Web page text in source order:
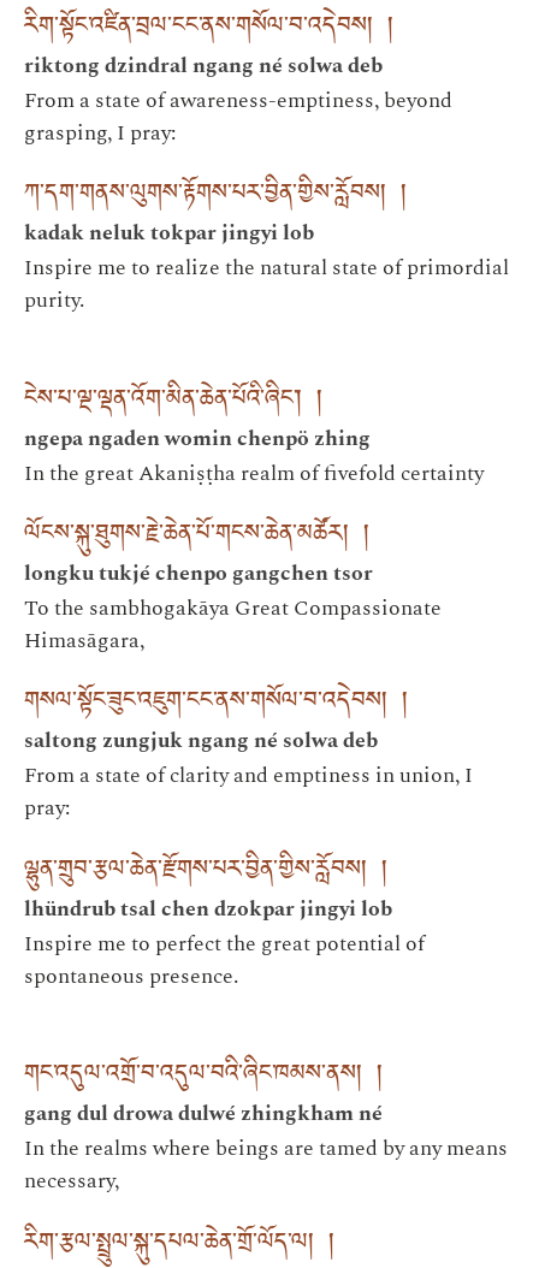
རིག་སྟོང་འཛིན་བྲལ་ངང་ནས་གསོལ་བ་འདེབས། །
riktong dzindral ngang né solwa deb
From a state of awareness-emptiness, beyond
grasping, I pray:
ཀ་དག་གནས་ལུགས་རྟོགས་པར་བྱིན་གྱིས་རློབས། །
kadak neluk tokpar jingyi lob
Inspire me to realize the natural state of primordial
purity.
ངེས་པ་ལྔ་ལྡན་འོག་མིན་ཆེན་པོའི་ཞིང་། །
ngepa ngaden womin chenpö zhing
In the great Akaniṣṭha realm of fivefold certainty
ལོངས་སྐུ་ཐུགས་རྗེ་ཆེན་པོ་གངས་ཆེན་མཚོར། །
longku tukjé chenpo gangchen tsor
To the sambhogakāya Great Compassionate
Himasāgara,
གསལ་སྟོང་ཟུང་འཇུག་ངང་ནས་གསོལ་བ་འདེབས། །
saltong zungjuk ngang né solwa deb
From a state of clarity and emptiness in union, I
pray:
ལྷུན་གྲུབ་རྩལ་ཆེན་རྫོགས་པར་བྱིན་གྱིས་རློབས། །
lhündrub tsal chen dzokpar jingyi lob
Inspire me to perfect the great potential of
spontaneous presence.
གང་འདུལ་འགྲོ་བ་འདུལ་བའི་ཞིང་ཁམས་ནས། །
gang dul drowa dulwé zhingkham né
In the realms where beings are tamed by any means
necessary,
རིག་རྩལ་སྤྲུལ་སྐུ་དཔལ་ཆེན་གྲོ་ལོད་ལ། །